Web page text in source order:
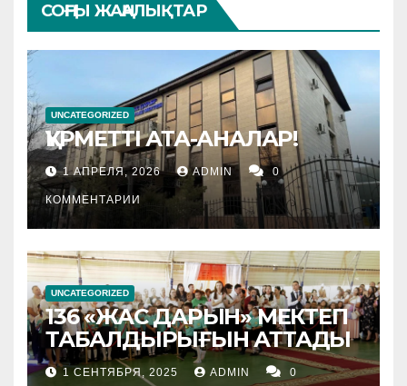
СОҢҒЫ ЖАҢАЛЫҚТАР
UNCATEGORIZED
ҚҰРМЕТТІ АТА-АНАЛАР!
1 АПРЕЛЯ, 2026 ADMIN 0
КОММЕНТАРИИ
UNCATEGORIZED
136 «ЖАС ДАРЫН» МЕКТЕП
ТАБАЛДЫРЫҒЫН АТТАДЫ
1 СЕНТЯБРЯ, 2025 ADMIN 0